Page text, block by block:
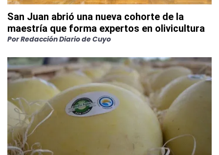
San Juan abrió una nueva cohorte de la
maestría que forma expertos en olivicultura
PorRedacción Diario de Cuyo